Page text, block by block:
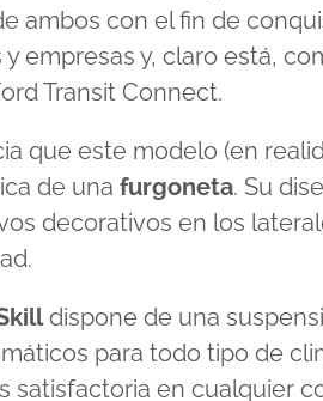
ambos con el fin de
empresas y, claro está,
Transit Connect.
que este modelo (en
de una furgoneta. Su
decorativos en los
dispone de una
para todo tipo de
satisfactoria en cualquier